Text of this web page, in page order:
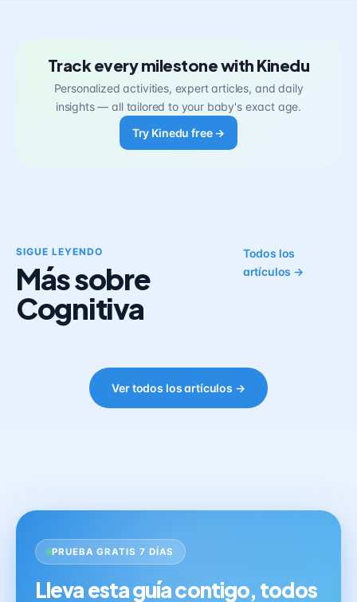
Track every milestone with Kinedu
Personalized activities, expert articles, and daily
insights — all tailored to your baby's exact age.
Try Kinedu free →
SIGUE LEYENDO
Más sobre
Cognitiva
Todos los
artículos →
Ver todos los artículos →
PRUEBA GRATIS 7 DÍAS
Lleva esta guía contigo, todos